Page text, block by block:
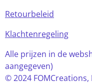
Retourbeleid
Klachtenregeling
Alle prijzen in de
aangegeven)
© 2024 FOMCreations,